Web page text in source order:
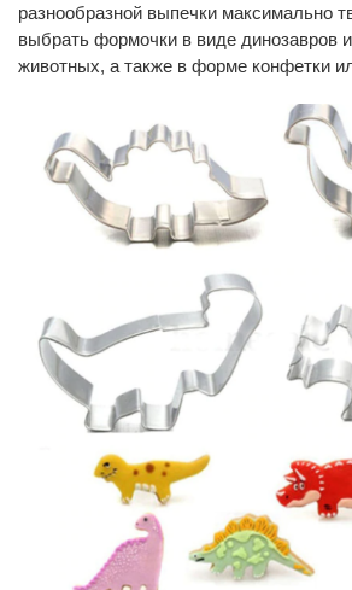
разнообразной выпечки максимально
выбрать формочки в виде динозавров
животных, а также в форме конфетки